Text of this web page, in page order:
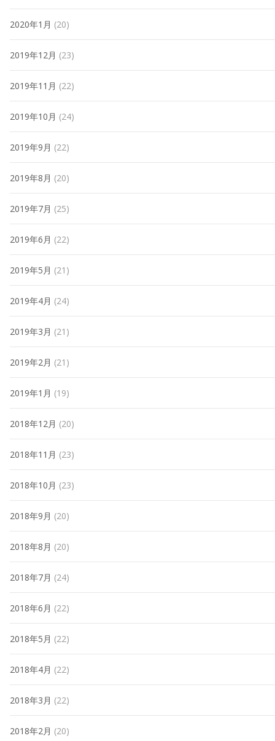
2020年1月 (20)
2019年12月 (23)
2019年11月 (22)
2019年10月 (24)
2019年9月 (22)
2019年8月 (20)
2019年7月 (25)
2019年6月 (22)
2019年5月 (21)
2019年4月 (24)
2019年3月 (21)
2019年2月 (21)
2019年1月 (19)
2018年12月 (20)
2018年11月 (23)
2018年10月 (23)
2018年9月 (20)
2018年8月 (20)
2018年7月 (24)
2018年6月 (22)
2018年5月 (22)
2018年4月 (22)
2018年3月 (22)
2018年2月 (20)